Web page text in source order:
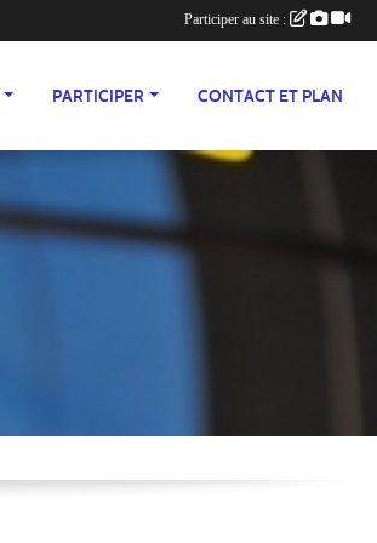
PARTICIPER CONTACT ET PLAN
Participer au site :